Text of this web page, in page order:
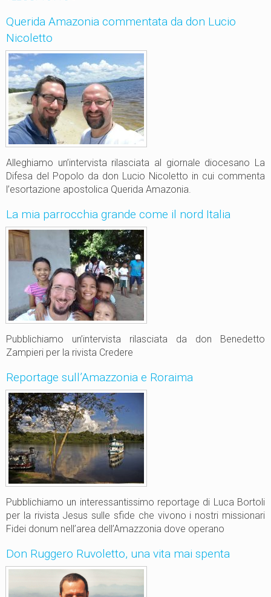
i
2
0
v
d
1
9
_
B
a
s
i
l
e
a
p
i
l
e
2
0
2
0
Querida Amazonia commentata da don Lucio
Nicoletto
Alleghiamo un’intervista rilasciata al giornale diocesano La
Difesa del Popolo da don Lucio Nicoletto in cui commenta
l’esortazione apostolica Querida Amazonia.
La mia parrocchia grande come il nord Italia
Pubblichiamo un’intervista rilasciata da don Benedetto
Zampieri per la rivista Credere
Reportage sull’Amazzonia e Roraima
Pubblichiamo un interessantissimo reportage di Luca Bortoli
per la rivista Jesus sulle sfide che vivono i nostri missionari
Fidei donum nell’area dell’Amazzonia dove operano
Don Ruggero Ruvoletto, una vita mai spenta